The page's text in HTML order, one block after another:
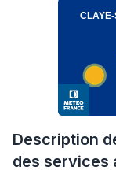
Description
des services